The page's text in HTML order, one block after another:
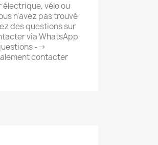
électrique, vélo ou
n'avez pas trouvé
des questions sur
via WhatsApp
-->
contacter